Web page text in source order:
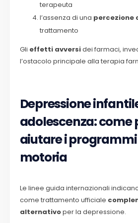
terapeuta
l’assenza di una percezione
trattamento
Gli effetti avversidei farmaci,
l’ostacolo principale alla terapia
Depressione
adolescenza: come
aiutare i
motoria
Le linee guida internazionali
come trattamento ufficiale
alternativoper la depressione.